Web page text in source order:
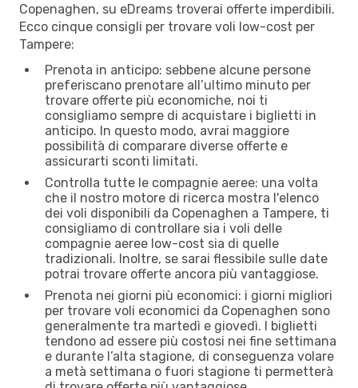
Copenaghen, su eDreams troverai offerte imperdibili.
Ecco cinque consigli per trovare voli low-cost per
Tampere:
Prenota in anticipo: sebbene alcune persone
preferiscano prenotare all’ultimo minuto per
trovare offerte più economiche, noi ti
consigliamo sempre di acquistare i biglietti in
anticipo. In questo modo, avrai maggiore
possibilità di comparare diverse offerte e
assicurarti sconti limitati.
Controlla tutte le compagnie aeree: una volta
che il nostro motore di ricerca mostra l'elenco
dei voli disponibili da Copenaghen a Tampere, ti
consigliamo di controllare sia i voli delle
compagnie aeree low-cost sia di quelle
tradizionali. Inoltre, se sarai flessibile sulle date
potrai trovare offerte ancora più vantaggiose.
Prenota nei giorni più economici: i giorni migliori
per trovare voli economici da Copenaghen sono
generalmente tra martedì e giovedì. I biglietti
tendono ad essere più costosi nei fine settimana
e durante l’alta stagione, di conseguenza volare
a metà settimana o fuori stagione ti permetterà